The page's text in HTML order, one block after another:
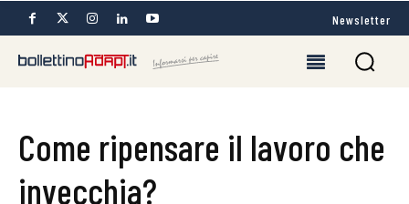
Newsletter
Come ripensare il lavoro che
invecchia?